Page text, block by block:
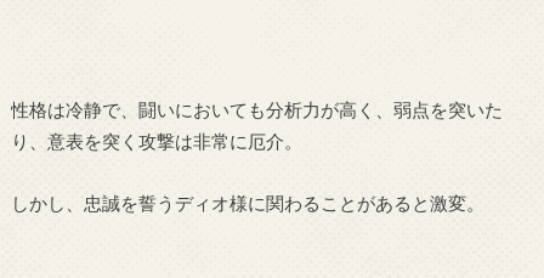
性格は冷静で、闘いにおいても分析力が高く、弱点を突いた
り、意表を突く攻撃は非常に厄介。
しかし、忠誠を誓うディオ様に関わることがあると激変。